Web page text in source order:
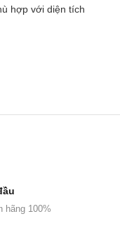
hợp với diện tích
hãng 100%